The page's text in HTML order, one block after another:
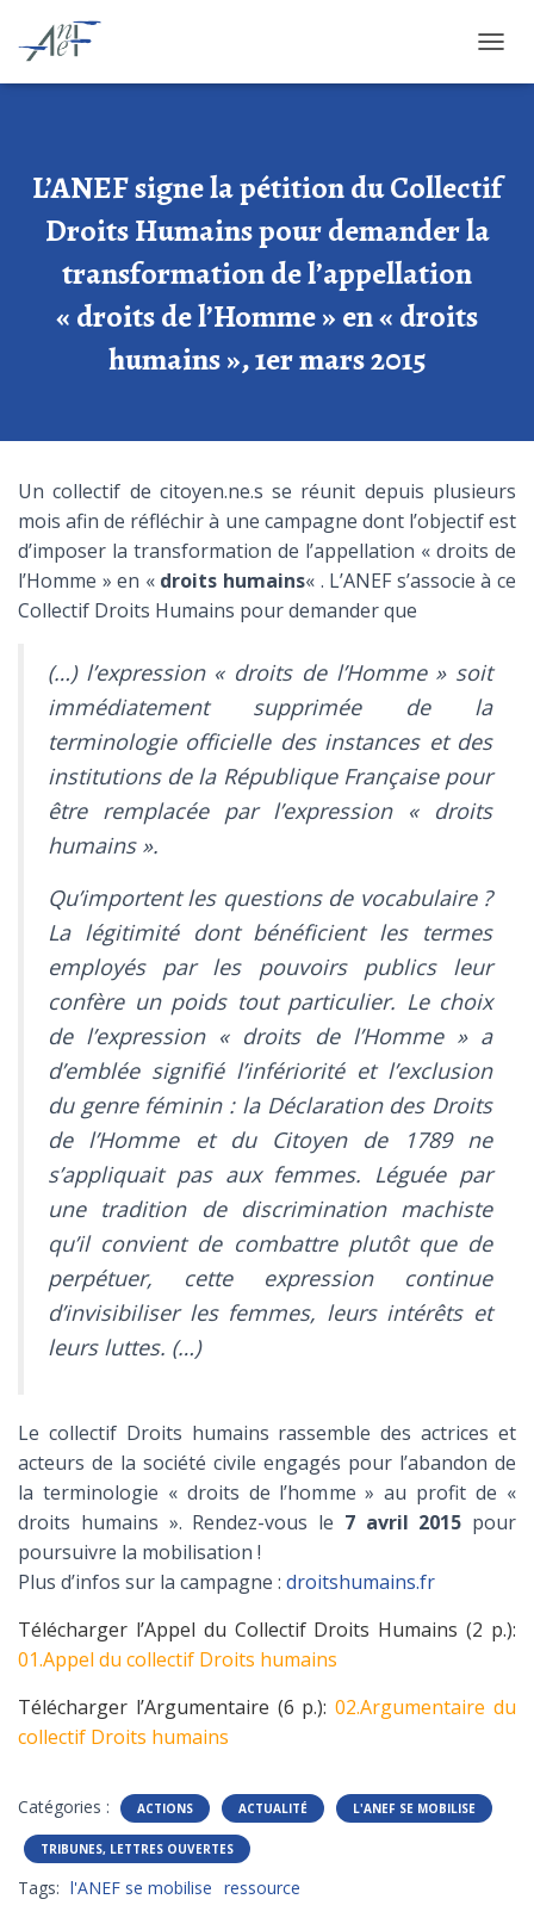
L’ANEF signe la pétition du Collectif
Droits Humains pour demander la
transformation de l’appellation
« droits de l’Homme » en « droits
humains », 1er mars 2015
Un collectif de citoyen.ne.s se réunit depuis plusieurs
mois afin de réfléchir à une campagne dont l’objectif est
d’imposer la transformation de l’appellation « droits de
l’Homme » en « droits humains« . L’ANEF s’associe à ce
Collectif Droits Humains pour demander que
(…) l’expression « droits de l’Homme » soit
immédiatement supprimée de la
terminologie officielle des instances et des
institutions de la République Française pour
être remplacée par l’expression « droits
humains ».
Qu’importent les questions de vocabulaire ?
La légitimité dont bénéficient les termes
employés par les pouvoirs publics leur
confère un poids tout particulier. Le choix
de l’expression « droits de l’Homme » a
d’emblée signifié l’infériorité et l’exclusion
du genre féminin : la Déclaration des Droits
de l’Homme et du Citoyen de 1789 ne
s’appliquait pas aux femmes. Léguée par
une tradition de discrimination machiste
qu’il convient de combattre plutôt que de
perpétuer, cette expression continue
d’invisibiliser les femmes, leurs intérêts et
leurs luttes. (…)
Le collectif Droits humains rassemble des actrices et
acteurs de la société civile engagés pour l’abandon de
la terminologie « droits de l’homme » au profit de «
droits humains ». Rendez-vous le 7 avril 2015 pour
poursuivre la mobilisation !
Plus d’infos sur la campagne : droitshumains.fr
Télécharger l’Appel du Collectif Droits Humains (2 p.):
01.Appel du collectif Droits humains
Télécharger l’Argumentaire (6 p.): 02.Argumentaire du
collectif Droits humains
Catégories : ACTIONS ACTUALITÉ L'ANEF SE MOBILISE
TRIBUNES, LETTRES OUVERTES
Tags: l'ANEF se mobilise ressource